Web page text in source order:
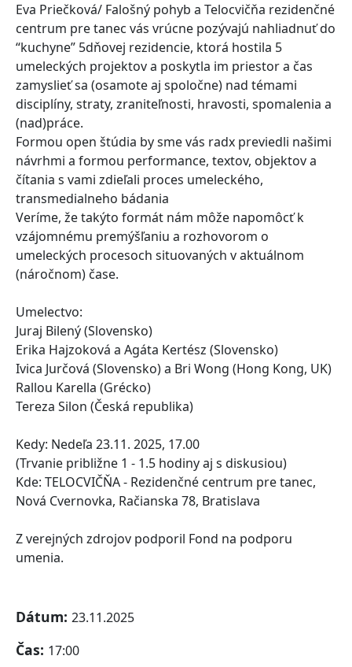
Eva Priečková/ Falošný pohyb a Telocvičňa rezidenčné
centrum pre tanec vás vrúcne pozývajú nahliadnuť do
“kuchyne” 5dňovej rezidencie, ktorá hostila 5
umeleckých projektov a poskytla im priestor a čas
zamyslieť sa (osamote aj spoločne) nad témami
disciplíny, straty, zraniteľnosti, hravosti, spomalenia a
(nad)práce.
Formou open štúdia by sme vás radx previedli našimi
návrhmi a formou performance, textov, objektov a
čítania s vami zdieľali proces umeleckého,
transmedialneho bádania
Veríme, že takýto formát nám môže napomôcť k
vzájomnému premýšľaniu a rozhovorom o
umeleckých procesoch situovaných v aktuálnom
(náročnom) čase.
Umelectvo:
Juraj Bilený (Slovensko)
Erika Hajzoková a Agáta Kertész (Slovensko)
Ivica Jurčová (Slovensko) a Bri Wong (Hong Kong, UK)
Rallou Karella (Grécko)
Tereza Silon (Česká republika)
Kedy: Nedeľa 23.11. 2025, 17.00
(Trvanie približne 1 - 1.5 hodiny aj s diskusiou)
Kde: TELOCVIČŇA - Rezidenčné centrum pre tanec,
Nová Cvernovka, Račianska 78, Bratislava
Z verejných zdrojov podporil Fond na podporu
umenia.
Dátum: 23.11.2025
Čas: 17:00